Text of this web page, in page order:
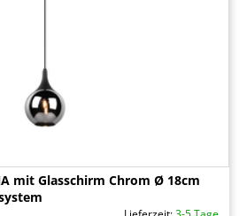
mit Glasschirm Chrom Ø 18cm